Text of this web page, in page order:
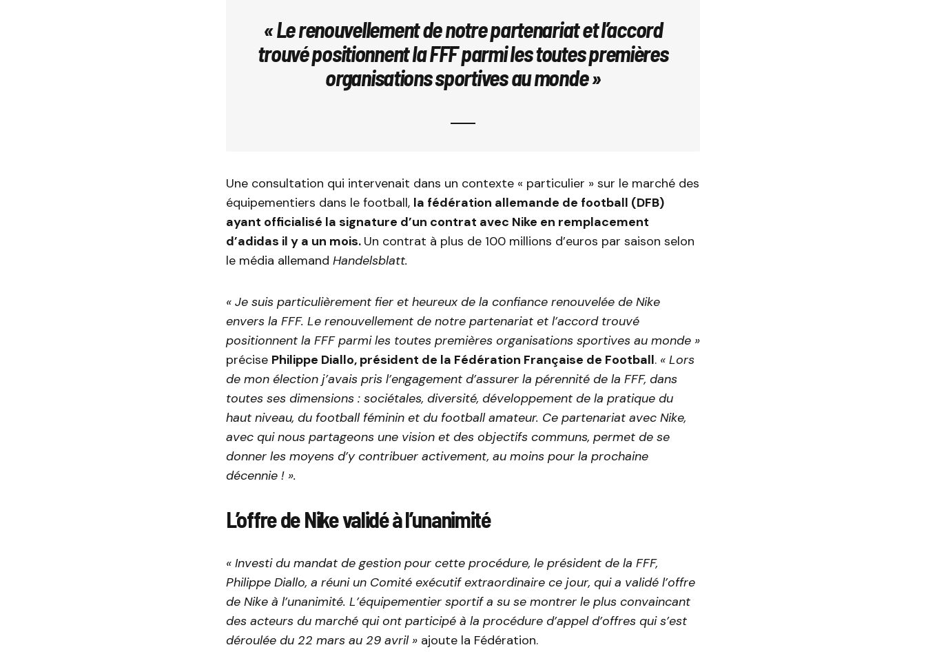
« Lerenouvellement de notre partenariat et l’accord
trouvé positionnent la FFF parmi les toutes premières
organisations sportives au monde »
Une consultation qui intervenait dans un contexte « particulier » sur le marché des
équipementiers dans le football, la fédération allemande de football (DFB)
ayant officialisé la signature d’un contrat avec Nike en remplacement
d’adidas il y a un mois. Un contrat à plus de 100 millions d’euros par saison selon
le média allemand Handelsblatt.
« Je suis particulièrement fier et heureux de la confiance renouvelée de Nike
envers la FFF. Le renouvellement de notre partenariat et l’accord trouvé
positionnent la FFF parmi les toutes premières organisations sportives au monde »
précise Philippe Diallo, président de la Fédération Française de Football. « Lors
de mon élection j’avais pris l’engagement d’assurer la pérennité de la FFF, dans
toutes ses dimensions : sociétales, diversité, développement de la pratique du
haut niveau, du football féminin et du football amateur. Ce partenariat avec Nike,
avec qui nous partageons une vision et des objectifs communs, permet de se
donner les moyens d’y contribuer activement, au moins pour la prochaine
décennie ! ».
L’offre de Nike validé à l’unanimité
« Investi du mandat de gestion pour cette procédure, le président de la FFF,
Philippe Diallo, a réuni un Comité exécutif extraordinaire ce jour, qui a validé l’offre
de Nike à l’unanimité. L’équipementier sportif a su se montrer le plus convaincant
des acteurs du marché qui ont participé à la procédure d’appel d’offres qui s’est
déroulée du 22 mars au 29 avril » ajoute la Fédération.